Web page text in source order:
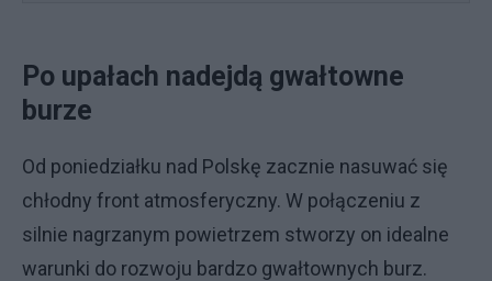
Po upałach nadejdą gwałtowne
burze
Od poniedziałku nad Polskę zacznie nasuwać się
chłodny front atmosferyczny. W połączeniu z
silnie nagrzanym powietrzem stworzy on idealne
warunki do rozwoju bardzo gwałtownych burz.